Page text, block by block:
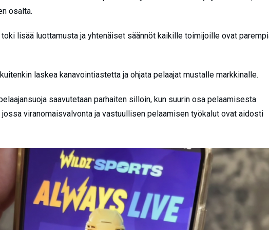
osalta.
toki lisää luottamusta ja yhtenäiset säännöt kaikille toimijoille ovat
laskea kanavointiastetta ja ohjata pelaajat mustalle markkinalle.
saavutetaan parhaiten silloin, kun suurin osa pelaamisesta
viranomaisvalvonta ja vastuullisen pelaamisen työkalut ovat aidosti